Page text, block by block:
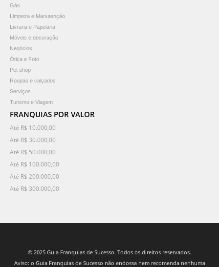
Gás
Limpeza e Manutenção
Livraria e Papelaria
Móveis e decoração
Negócios
Ótica e Foto
Pet shop
Roupas e calçados
Serviços
Turismo e Viagem
FRANQUIAS POR VALOR
Até R$ 10.000,00
Até R$ 30.000,00
Até R$ 50.000,00
Até R$ 100.000,00
Até R$ 200.000,00
Até R$ 300.000,00
© 2025 Guia Franquias de Sucesso. Todos os direitos reservados.
Aviso: o Guia Franquias de Sucesso não endossa nem recomenda nenhuma